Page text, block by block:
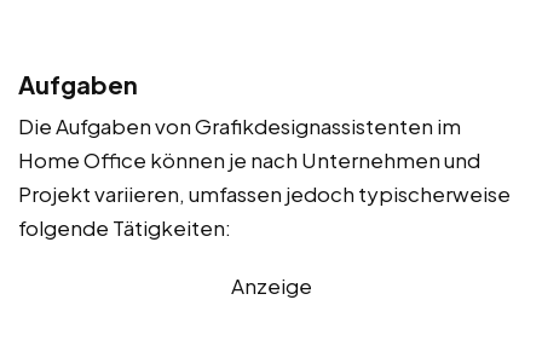
Aufgaben
Die Aufgaben von Grafikdesignassistenten im
Home Office können je nach Unternehmen und
Projekt variieren, umfassen jedoch typischerweise
folgende Tätigkeiten:
Anzeige